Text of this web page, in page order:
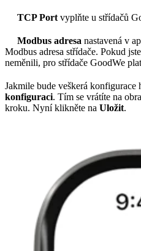
TCP Port vyplňte u střídačů
Modbus adresa nastavená v
Modbus adresa střídače. Pokud
neměnili, pro střídače GoodWe
Jakmile bude veškerá konfigurace
konfiguraci. Tím se vrátíte na
kroku. Nyní klikněte na Uložit.